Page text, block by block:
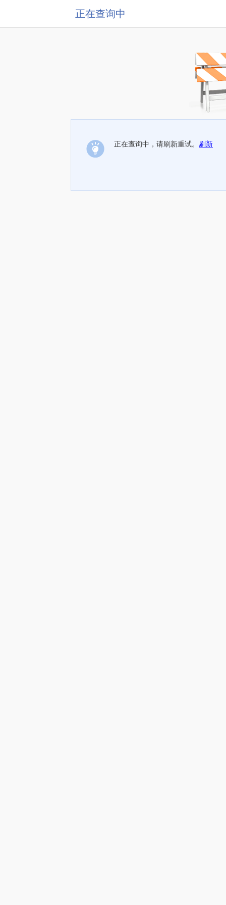
正在查询中
正在查询中，请刷新重试。 刷新